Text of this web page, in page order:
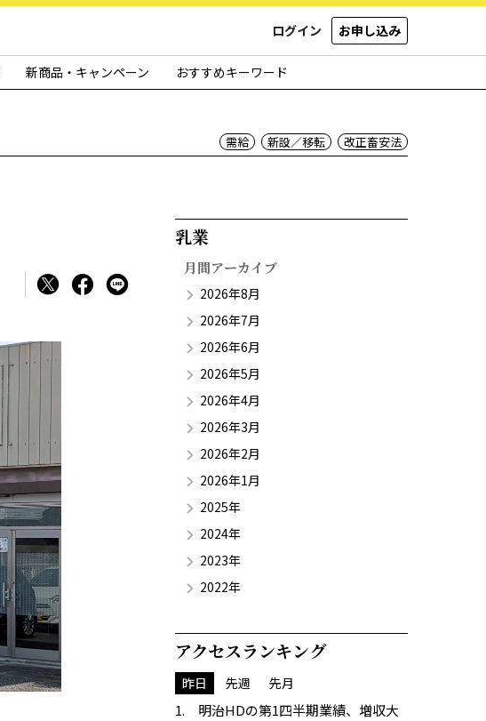
ログイン お申し込み
新商品・キャンペーン おすすめキーワード
需給 新設／移転 改正畜安法
乳業​
月間アーカイブ
2026年8月
2026年7月
2026年6月
2026年5月
2026年4月
2026年3月
2026年2月
2026年1月
2025年
2024年
2023年
2022年
アクセスランキング
昨日 先週 先月
明治HDの第1四半期業績、増収大